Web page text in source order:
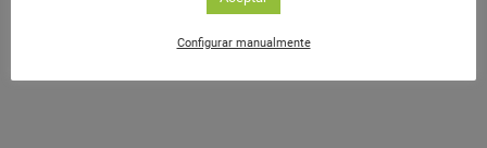
Configurar manualmente